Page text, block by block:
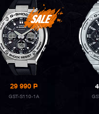
29 990P
GST-S110-1A